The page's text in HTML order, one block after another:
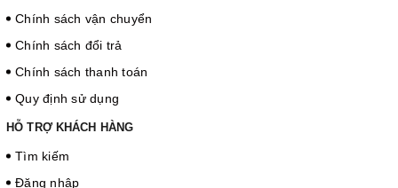
Chính sách vận chuyển
Chính sách đổi trả
Chính sách thanh toán
Quy định sử dụng
HỖ TRỢ KHÁCH HÀNG
Tìm kiếm
Đăng nhập